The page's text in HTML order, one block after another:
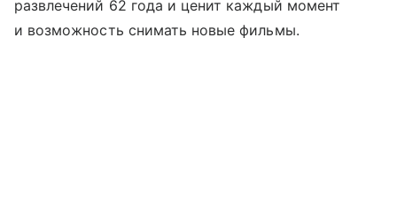
развлечений 62 года и ценит каждый момент
и возможность снимать новые фильмы.